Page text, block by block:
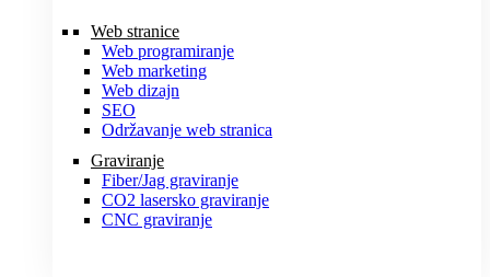
Web stranice
Web programiranje
Web marketing
Web dizajn
SEO
Održavanje web stranica
Graviranje
Fiber/Jag graviranje
CO2 lasersko graviranje
CNC graviranje